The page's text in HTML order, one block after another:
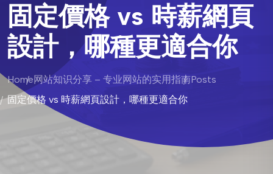
固定價格 vs 時薪網頁
設計，哪種更適合你
Home网站知识分享 – 专业网站的实用指南Posts
固定價格 vs 時薪網頁設計，哪種更適合你